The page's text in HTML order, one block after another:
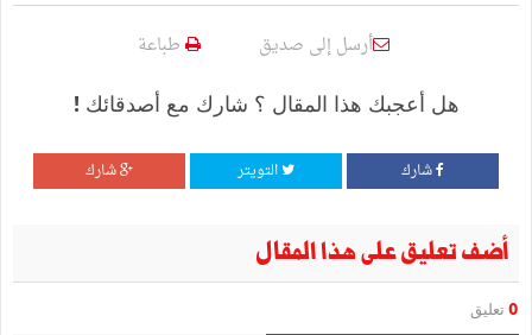
أرسل إلى صديق طباعة
هل أعجبك هذا المقال ؟ شارك مع أصدقائك !
شارك التويتر شارك
أضف تعليق على هذا المقال
0 تعليق